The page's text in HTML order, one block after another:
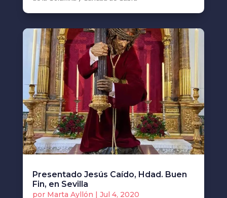
Presentado Jesús Caído, Hdad. Buen
Fin, en Sevilla
por Marta Ayllón | Jul 4, 2020